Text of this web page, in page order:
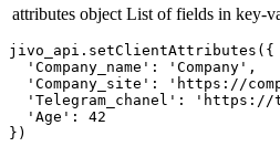
attributes object List of fields in key-
jivo_api.setClientAttributes({
  'Company_name': 'Company',
'Company_site': 'https://
'Telegram_chanel': 'https://
  'Age': 42